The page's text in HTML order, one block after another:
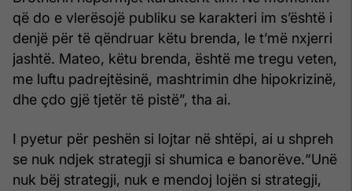
që do e vlerësojë publiku se karakteri im s’është i
denjë për të qëndruar këtu brenda, le t’më nxjerri
jashtë. Mateo, këtu brenda, është me tregu veten,
me luftu padrejtësinë, mashtrimin dhe hipokrizinë,
dhe çdo gjë tjetër të pistë”, tha ai.
I pyetur për peshën si lojtar në shtëpi, ai u shpreh
se nuk ndjek strategji si shumica e banorëve.“Unë
nuk bëj strategji, nuk e mendoj lojën si strategji,